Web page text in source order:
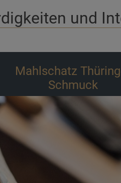
und
Märchenwiese